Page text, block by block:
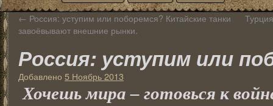
← Россия: уступим или поборемся? Китайские танки
завоёвывают внешние рынки.
Россия: уступим или
Добавлено 5 Ноябрь 2013
Хочешь мира – готовься к